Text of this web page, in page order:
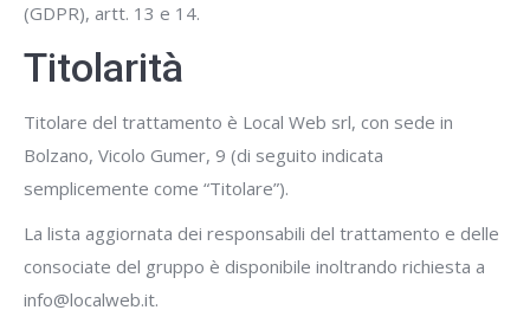
(GDPR), artt. 13 e 14.
Titolarità
Titolare del trattamento è Local Web srl, con sede in
Bolzano, Vicolo Gumer, 9 (di seguito indicata
semplicemente come “Titolare”).
La lista aggiornata dei responsabili del trattamento e delle
consociate del gruppo è disponibile inoltrando richiesta a
info@localweb.it.